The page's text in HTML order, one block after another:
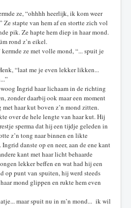
ze, “ohhhh heerlijk, ik kom weer
Ze stapte van hem af en stortte zich vol
pik. Ze hapte hem diep in haar mond.
rond z’n eikel.
ze met volle mond, “... spuit je
“laat me je even lekker likken...
Ingrid haar lichaam in de richting
zonder daarbij ook maar een moment
haar kut boven z’n mond zitten.
over de hele lengte van haar kut. Hij
sperma dat hij een tijdje geleden in
z’n tong naar binnen en likte
danste op en neer, aan de ene kant
kant met haar licht behaarde
lekker beffen en wat had hij een
op punt van spuiten, hij werd steeds
mond glippen en rukte hem even
maar spuit nu in m’n mond... ik wil